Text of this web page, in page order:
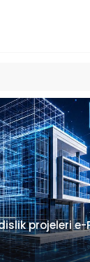
projeleri e-